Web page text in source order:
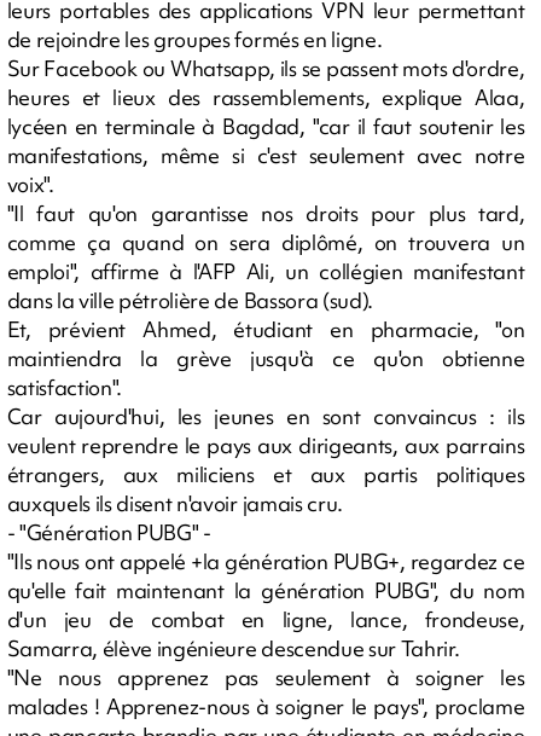
leurs portables des applications VPN leur permettant
de rejoindre les groupes formés en ligne.
Sur Facebook ou Whatsapp, ils se passent mots d'ordre,
heures et lieux des rassemblements, explique Alaa,
lycéen en terminale à Bagdad, "car il faut soutenir les
manifestations, même si c'est seulement avec notre
voix".
"Il faut qu'on garantisse nos droits pour plus tard,
comme ça quand on sera diplômé, on trouvera un
emploi", affirme à l'AFP Ali, un collégien manifestant
dans la ville pétrolière de Bassora (sud).
Et, prévient Ahmed, étudiant en pharmacie, "on
maintiendra la grève jusqu'à ce qu'on obtienne
satisfaction".
Car aujourd'hui, les jeunes en sont convaincus : ils
veulent reprendre le pays aux dirigeants, aux parrains
étrangers, aux miliciens et aux partis politiques
auxquels ils disent n'avoir jamais cru.
- "Génération PUBG" -
"Ils nous ont appelé +la génération PUBG+, regardez ce
qu'elle fait maintenant la génération PUBG", du nom
d'un jeu de combat en ligne, lance, frondeuse,
Samarra, élève ingénieure descendue sur Tahrir.
"Ne nous apprenez pas seulement à soigner les
malades ! Apprenez-nous à soigner le pays", proclame